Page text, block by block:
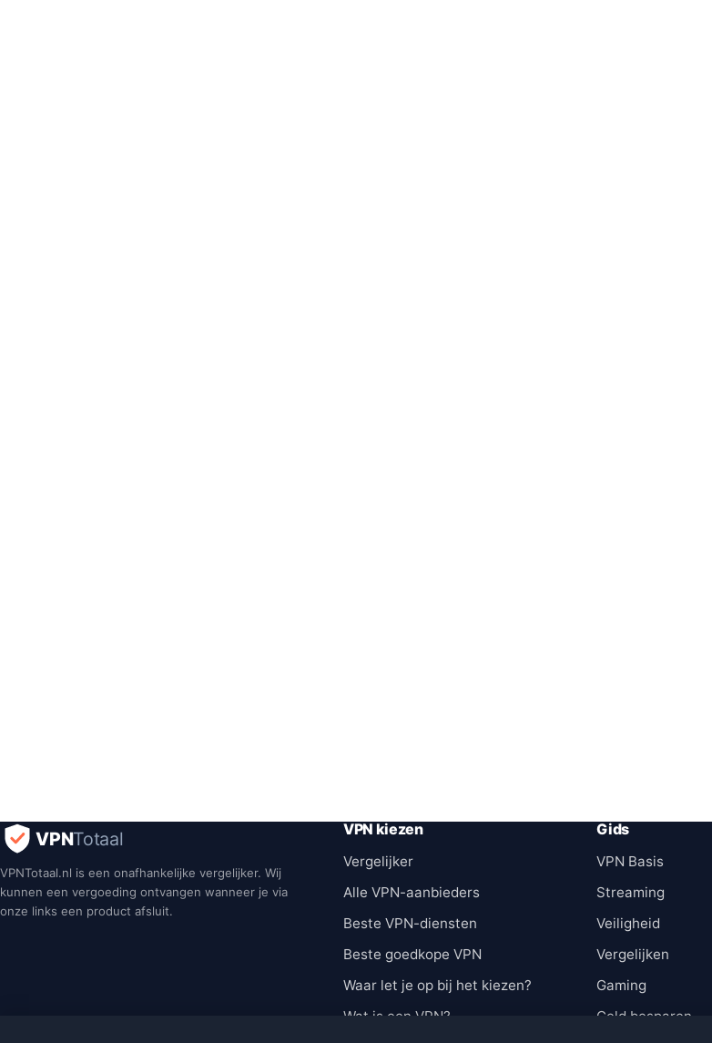
VPNTotaal
VPNTotaal.nl is een onafhankelijke vergelijker. Wij
kunnen een vergoeding ontvangen wanneer je via
onze links een product afsluit.
VPN kiezen
Vergelijker
Alle VPN-aanbieders
Beste VPN-diensten
Beste goedkope VPN
Waar let je op bij het kiezen?
Wat is een VPN?
Gids
VPN Basis
Streaming
Veiligheid
Vergelijken
Gaming
Geld besparen